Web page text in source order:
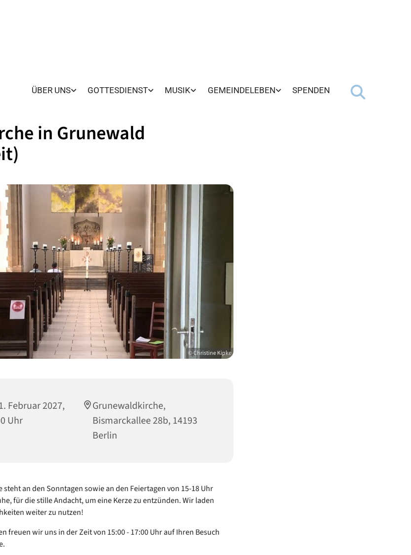
ÜBER UNS GOTTESDIENST MUSIK GEMEINDELEBEN SPENDEN
in Grunewald
© Christine Kipke
Februar 2027,
Uhr
Grunewaldkirche,
Bismarckallee 28b, 14193
Berlin
an den Sonntagen sowie an den Feiertagen von 15-18 Uhr
für die stille Andacht, um eine Kerze zu entzünden. Wir laden
weiter zu nutzen!
freuen wir uns in der Zeit von 15:00 - 17:00 Uhr auf Ihren Besuch